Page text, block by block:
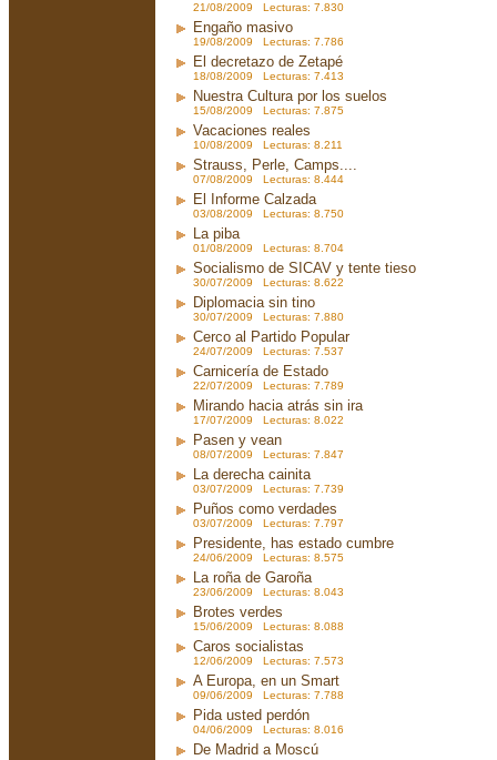
21/08/2009 Lecturas: 7.830
Engaño masivo
19/08/2009 Lecturas: 7.786
El decretazo de Zetapé
18/08/2009 Lecturas: 7.413
Nuestra Cultura por los suelos
15/08/2009 Lecturas: 7.875
Vacaciones reales
10/08/2009 Lecturas: 8.211
Strauss, Perle, Camps....
07/08/2009 Lecturas: 8.444
El Informe Calzada
03/08/2009 Lecturas: 8.750
La piba
01/08/2009 Lecturas: 8.704
Socialismo de SICAV y tente tieso
30/07/2009 Lecturas: 8.622
Diplomacia sin tino
30/07/2009 Lecturas: 7.880
Cerco al Partido Popular
24/07/2009 Lecturas: 7.537
Carnicería de Estado
22/07/2009 Lecturas: 7.789
Mirando hacia atrás sin ira
17/07/2009 Lecturas: 8.022
Pasen y vean
08/07/2009 Lecturas: 7.847
La derecha cainita
03/07/2009 Lecturas: 7.739
Puños como verdades
03/07/2009 Lecturas: 7.797
Presidente, has estado cumbre
24/06/2009 Lecturas: 8.575
La roña de Garoña
23/06/2009 Lecturas: 8.043
Brotes verdes
15/06/2009 Lecturas: 8.088
Caros socialistas
12/06/2009 Lecturas: 7.573
A Europa, en un Smart
09/06/2009 Lecturas: 7.788
Pida usted perdón
04/06/2009 Lecturas: 8.016
De Madrid a Moscú